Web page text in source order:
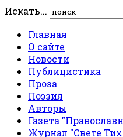
Искать...
Главная
О сайте
Новости
Публицистика
Проза
Поэзия
Авторы
Газета
Журнал "Свете